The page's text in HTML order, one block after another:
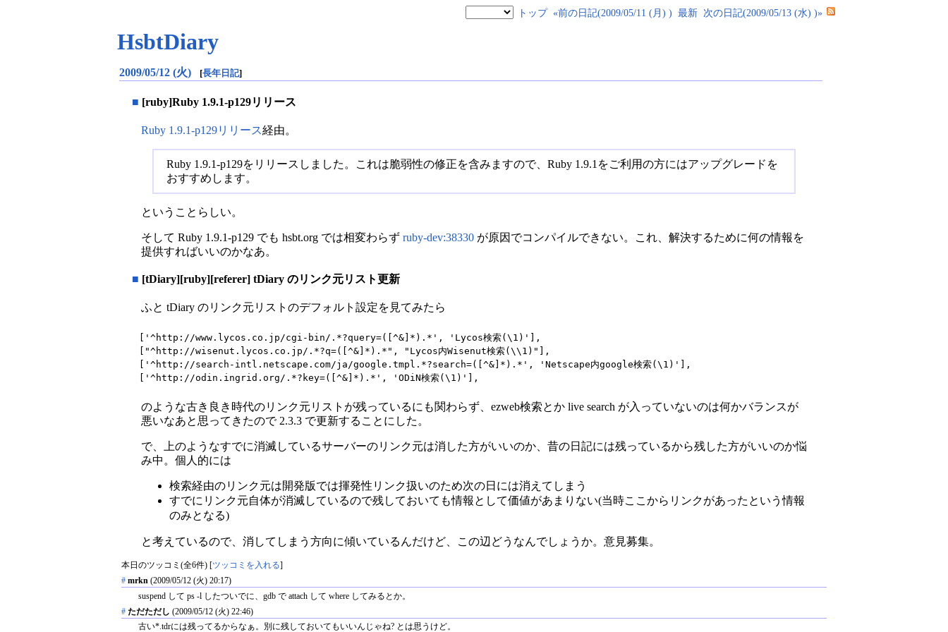
トップ «前の日記(2009/05/11 (月) ) 最新 次の日記(2009/05/13 (水) )»
HsbtDiary
2009/05/12 (火) [長年日記]
■ [ruby]Ruby 1.9.1-p129リリース
Ruby 1.9.1-p129リリース経由。
Ruby 1.9.1-p129をリリースしました。これは脆弱性の修正を含みますので、Ruby 1.9.1をご利用の方にはアップグレードを
おすすめします。
ということらしい。
そして Ruby 1.9.1-p129 でも hsbt.org では相変わらず ruby-dev:38330 が原因でコンパイルできない。これ、解決するために何の情報を
提供すればいいのかなあ。
■ [tDiary][ruby][referer] tDiary のリンク元リスト更新
ふと tDiary のリンク元リストのデフォルト設定を見てみたら
['^http://www.lycos.co.jp/cgi-bin/.*?query=([^&]*).*', 'Lycos検索(\1)'],
["^http://wisenut.lycos.co.jp/.*?q=([^&]*).*", "Lycos内Wisenut検索(\\1)"],
['^http://search-intl.netscape.com/ja/google.tmpl.*?search=([^&]*).*', 'Netscape内google検索(\1)'],
['^http://odin.ingrid.org/.*?key=([^&]*).*', 'ODiN検索(\1)'],
のような古き良き時代のリンク元リストが残っているにも関わらず、ezweb検索とか live search が入っていないのは何かバランスが
悪いなあと思ってきたので 2.3.3 で更新することにした。
で、上のようなすでに消滅しているサーバーのリンク元は消した方がいいのか、昔の日記には残っているから残した方がいいのか悩
み中。個人的には
検索経由のリンク元は開発版では揮発性リンク扱いのため次の日には消えてしまう
すでにリンク元自体が消滅しているので残しておいても情報として価値があまりない(当時ここからリンクがあったという情報
のみとなる)
と考えているので、消してしまう方向に傾いているんだけど、この辺どうなんでしょうか。意見募集。
本日のツッコミ(全6件) [ ツッコミを入れる
# mrkn (2009/05/12 (火) 20:17)
suspend して ps -l したついでに、gdb で attach して where してみるとか。
# ただただし (2009/05/12 (火) 22:46)
古い*.tdrには残ってるからなぁ。別に残しておいてもいいんじゃね? とは思うけど。